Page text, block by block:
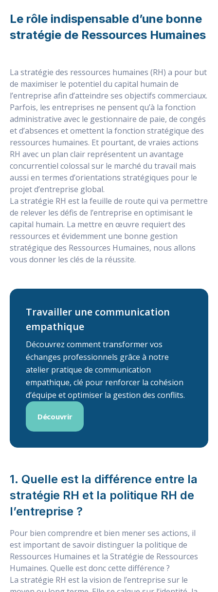
Le rôle indispensable d’une bonne
stratégie de Ressources Humaines
La stratégie des ressources humaines (RH) a pour but
de maximiser le potentiel du capital humain de
l’entreprise afin d’atteindre ses objectifs commerciaux.
Parfois, les entreprises ne pensent qu’à la fonction
administrative avec le gestionnaire de paie, de congés
et d’absences et omettent la fonction stratégique des
ressources humaines. Et pourtant, de vraies actions
RH avec un plan clair représentent un avantage
concurrentiel colossal sur le marché du travail mais
aussi en termes d’orientations stratégiques pour le
projet d’entreprise global.
La stratégie RH est la feuille de route qui va permettre
de relever les défis de l’entreprise en optimisant le
capital humain. La mettre en œuvre requiert des
ressources et évidemment une bonne gestion
stratégique des Ressources Humaines, nous allons
vous donner les clés de la réussite.
Travailler une communication
empathique
Découvrez comment transformer vos
échanges professionnels grâce à notre
atelier pratique de communication
empathique, clé pour renforcer la cohésion
d’équipe et optimiser la gestion des conflits.
Découvrir
1. Quelle est la différence entre la
stratégie RH et la politique RH de
l’entreprise ?
Pour bien comprendre et bien mener ses actions, il
est important de savoir distinguer la politique de
Ressources Humaines et la Stratégie de Ressources
Humaines. Quelle est donc cette différence ?
La stratégie RH est la vision de l’entreprise sur le